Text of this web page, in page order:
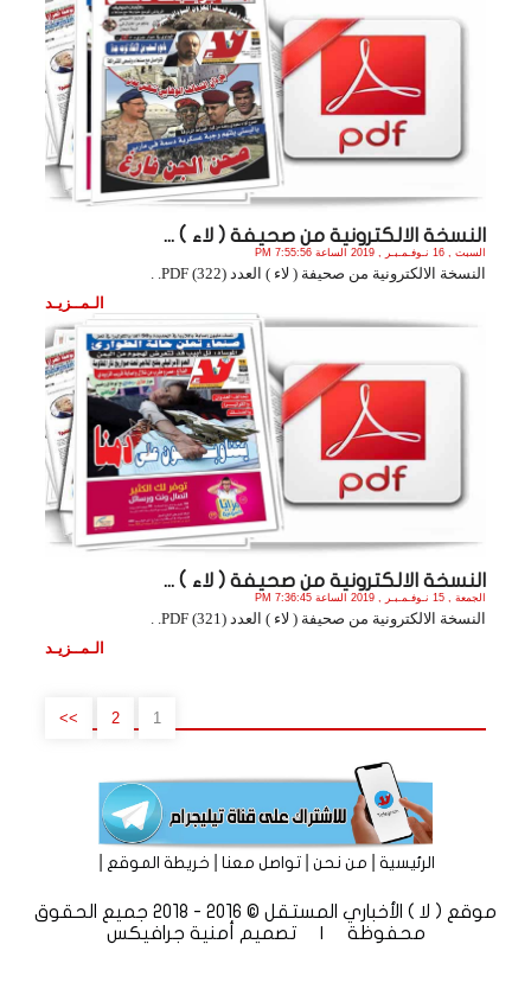
النسخة الالكترونية من صحيفة ( لاء ) ...
السبت , 16 نـوفـمـبـر , 2019 الساعة 7:55:56 PM
النسخة الالكترونية من صحيفة ( لاء ) العدد (322) PDF. .
الـمــزيـد
النسخة الالكترونية من صحيفة ( لاء ) ...
الجمعة , 15 نـوفـمـبـر , 2019 الساعة 7:36:45 PM
النسخة الالكترونية من صحيفة ( لاء ) العدد (321) PDF. .
الـمــزيـد
1
2
>>
الرئيسية|من نحن|تواصل معنا|خريطة الموقع
موقع ( لا ) الأخباري المستقل © 2016 - 2018 جميع الحقوق
محفوظة | تصميم
أمنية جرافيكس